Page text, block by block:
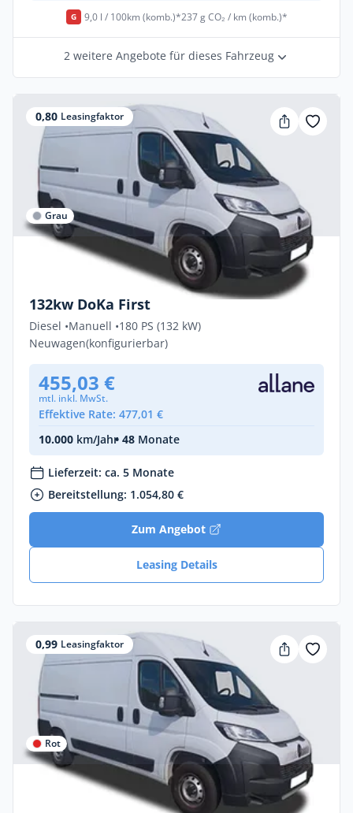
G 9,0 l / 100km (komb.)*237 g CO₂ / km (komb.)*
2 weitere Angebote für dieses Fahrzeug
0,80 Leasingfaktor
Grau
Privat & Gewerbe
Citroën Jumper FIRST 3,5t H L4H2 2.2 Dies
132kw DoKa First
Diesel •Manuell •180 PS (132 kW)
Neuwagen(konfigurierbar)
455,03 €
mtl. inkl. MwSt.
Effektive Rate: 477,01 €
10.000 km/Jahr• 48 Monate
Lieferzeit: ca. 5 Monate
Bereitstellung: 1.054,80 €
Zum Angebot
Leasing Details
0,99 Leasingfaktor
Rot
Privat & Gewerbe